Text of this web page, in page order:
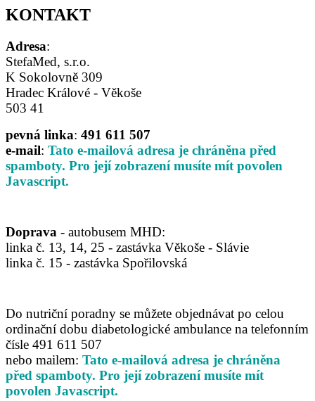
KONTAKT
Adresa:
StefaMed, s.r.o.
K Sokolovně 309
Hradec Králové - Věkoše
503 41
pevná linka: 491 611 507
e-mail: Tato e-mailová adresa je chráněna před
spamboty. Pro její zobrazení musíte mít povolen
Javascript.
Doprava - autobusem MHD:
linka č. 13, 14, 25 - zastávka Věkoše - Slávie
linka č. 15 - zastávka Spořilovská
Do nutriční poradny se můžete objednávat po celou
ordinační dobu diabetologické ambulance na telefonním
čísle 491 611 507
nebo mailem: Tato e-mailová adresa je chráněna
před spamboty. Pro její zobrazení musíte mít
povolen Javascript.